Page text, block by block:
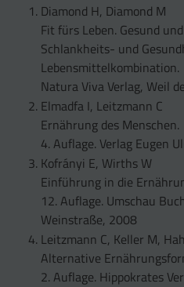
Diamond H, Diamond M
Fit fürs Leben. Gesund
Schlankheits- und
Lebensmittelkombination.
Natura Viva Verlag, Weil
Elmadfa I, Leitzmann C
Ernährung des Menschen.
4. Auflage. Verlag Eugen
Kofrányi E, Wirths W
Einführung in die
12. Auflage. Umschau
Weinstraße, 2008
Leitzmann C, Keller M,
Alternative
2. Auflage. Hippokrates